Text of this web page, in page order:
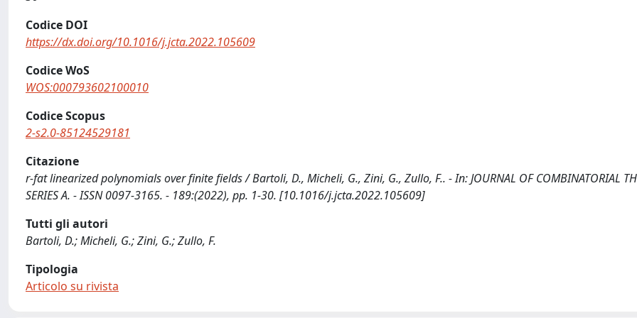
Codice DOI
https://dx.doi.org/10.1016/j.jcta.2022.105609
Codice WoS
WOS:000793602100010
Codice Scopus
2-s2.0-85124529181
Citazione
r-fat linearized polynomials over finite fields / Bartoli, D., Micheli, G., Zini, G., Zullo, F.. - In: JOURNAL OF COMBINATORIAL
SERIES A. - ISSN 0097-3165. - 189:(2022), pp. 1-30. [10.1016/j.jcta.2022.105609]
Tutti gli autori
Bartoli, D.; Micheli, G.; Zini, G.; Zullo, F.
Tipologia
Articolo su rivista